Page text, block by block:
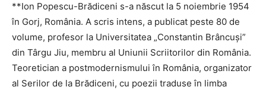
**Ion Popescu-Brădiceni s-a născut la 5 noiembrie 1954
în Gorj, România. A scris intens, a publicat peste 80 de
volume, profesor la Universitatea „Constantin Brâncuși”
din Târgu Jiu, membru al Uniunii Scriitorilor din România.
Teoretician a postmodernismului în România, organizator
al Serilor de la Brădiceni, cu poezii traduse în limba